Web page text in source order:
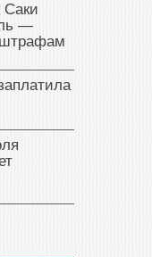
—
штрафам